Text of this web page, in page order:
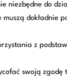
zakresie
się do
niezbędne do
dokładnie
z
swoją zgodę